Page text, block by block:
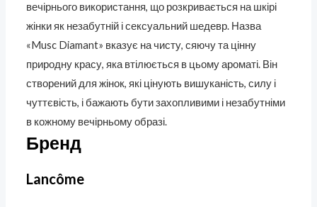
вечірнього використання, що розкривається на шкірі
жінки як незабутній і сексуальний шедевр. Назва
«Musc Diamant» вказує на чисту, сяючу та цінну
природну красу, яка втілюється в цьому ароматі. Він
створений для жінок, які цінують вишуканість, силу і
чуттєвість, і бажають бути захопливими і незабутніми
в кожному вечірньому образі.
Бренд
Lancôme